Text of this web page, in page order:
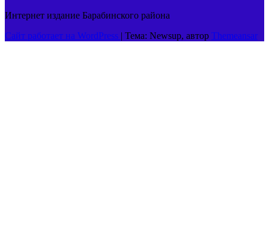
Интернет издание Барабинского района
Сайт работает на WordPress | Тема: Newsup, автор Themeansar